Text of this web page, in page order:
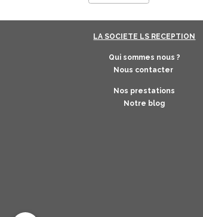
LA SOCIETE LS RECEPTION
Qui sommes nous ?
Nous contacter
Nos prestations
Notre blog